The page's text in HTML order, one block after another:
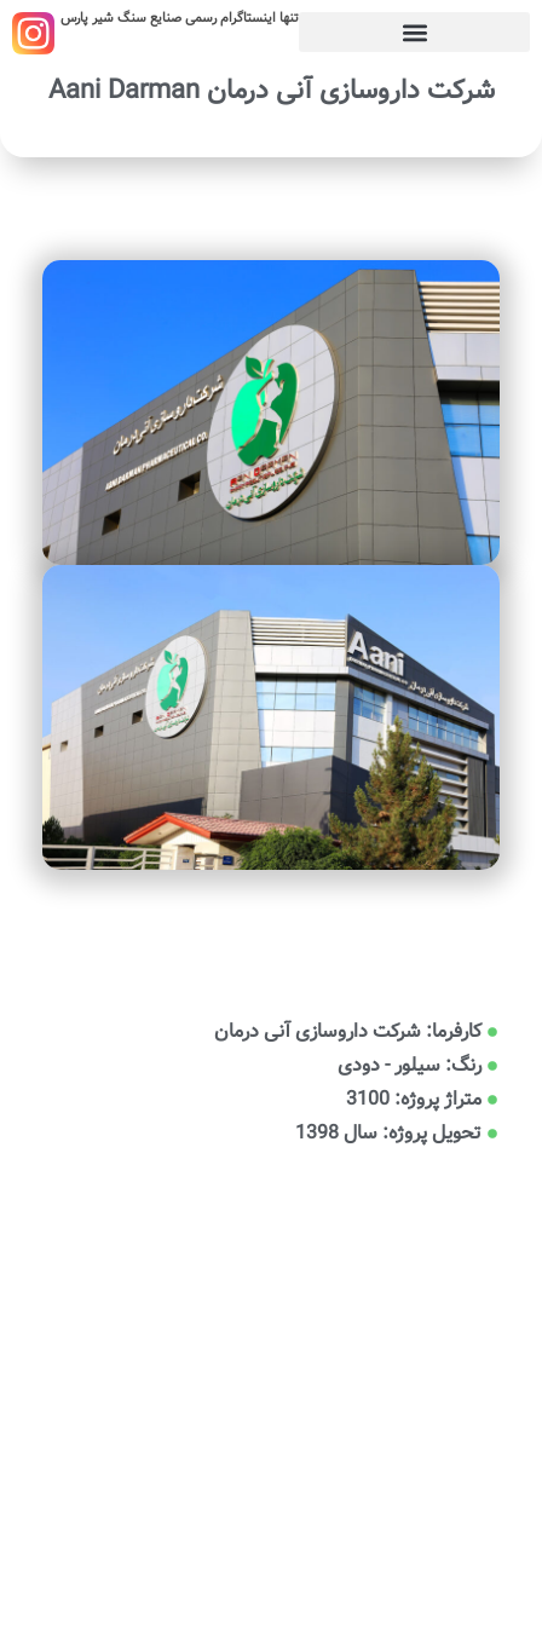
تنها اینستاگرام رسمی صنایع سنگ شیر پارس
شرکت داروسازی آنی درمان Aani Darman
کارفرما: شرکت داروسازی آنی درمان
رنگ: سیلور - دودی
متراژ پروژه: 3100
تحویل پروژه: سال 1398